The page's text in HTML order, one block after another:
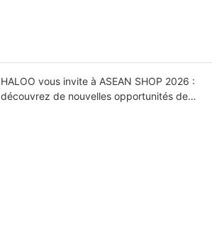
HALOO vous invite à ASEAN SHOP 2026 :
découvrez de nouvelles opportunités de